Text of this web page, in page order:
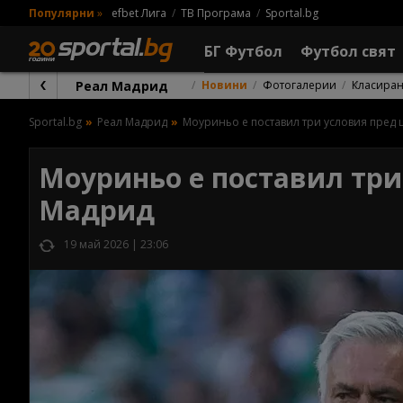
Популярни » efbet Лига ТВ Програма Sportal.bg
БГ Футбол Футбол свят
Реал Мадрид Новини Фотогалерии
Sportal.bg Реал Мадрид Моуриньо е поставил три условия
Моуриньо е поставил
Мадрид
19 май 2026 | 23:06